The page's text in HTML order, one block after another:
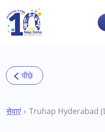
Skip to main content
सेवाएं